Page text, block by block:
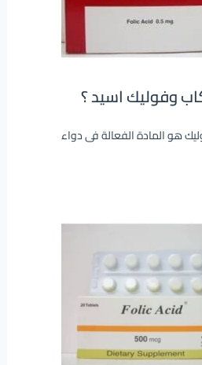
وفوليك اسيد ؟
هو المادة الفعالة فى دواء